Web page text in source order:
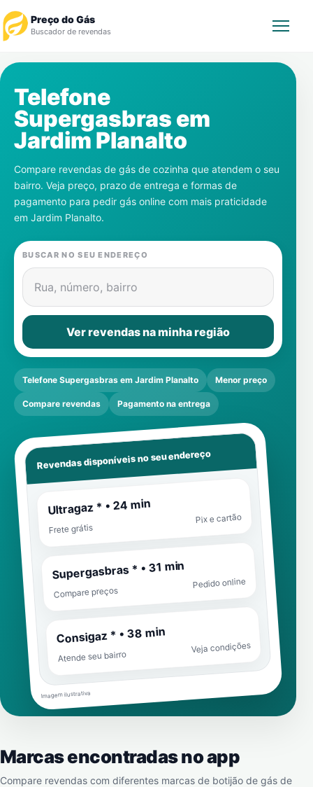
Preço do Gás
Buscador de revendas
Revendedor
Notícias
Cadastre-se
Gás
Contatos
Telefone
Supergasbras em
Jardim Planalto
Compare revendas de gás de cozinha que atendem o seu
bairro. Veja preço, prazo de entrega e formas de
pagamento para pedir gás online com mais praticidade
em Jardim Planalto.
BUSCAR NO SEU ENDEREÇO
Rua, número, bairro
Ver revendas na minha região
Telefone Supergasbras em Jardim Planalto Menor preço
Compare revendas Pagamento na entrega
Revendas disponíveis no seu endereço
Ultragaz * • 24 min
Frete grátis
Pix e cartão
Supergasbras * • 31 min
Compare preços
Pedido online
Consigaz * • 38 min
Atende seu bairro
Veja condições
Imagem ilustrativa
Marcas encontradas no app
Compare revendas com diferentes marcas de botijão de gás de